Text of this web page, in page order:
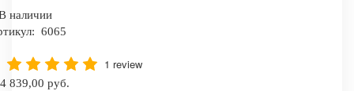
наличии
6065
1 review
4 839,00 руб.